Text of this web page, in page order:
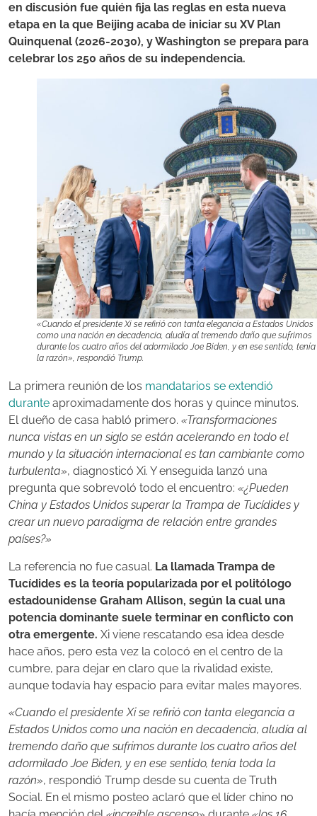
en discusión fue quién fija las reglas en esta nueva
etapa en la que Beijing acaba de iniciar su XV Plan
Quinquenal (2026-2030), y Washington se prepara para
celebrar los 250 años de su independencia.
«Cuando el presidente Xi se refirió con tanta elegancia a Estados Unidos
como una nación en decadencia, aludía al tremendo daño que sufrimos
durante los cuatro años del adormilado Joe Biden, y en ese sentido,
la razón», respondió Trump.
La primera reunión de los mandatarios se extendió
durante aproximadamente dos horas y quince minutos.
El dueño de casa habló primero. «Transformaciones
nunca vistas en un siglo se están acelerando en todo el
mundo y la situación internacional es tan cambiante como
turbulenta», diagnosticó Xi. Y enseguida lanzó una
pregunta que sobrevoló todo el encuentro: «¿Pueden
China y Estados Unidos superar la Trampa de Tucídides y
crear un nuevo paradigma de relación entre grandes
países?»
La referencia no fue casual. La llamada Trampa de
Tucídides es la teoría popularizada por el politólogo
estadounidense Graham Allison, según la cual una
potencia dominante suele terminar en conflicto con
otra emergente. Xi viene rescatando esa idea desde
hace años, pero esta vez la colocó en el centro de la
cumbre, para dejar en claro que la rivalidad existe,
aunque todavía hay espacio para evitar males mayores.
«Cuando el presidente Xi se refirió con tanta elegancia a
Estados Unidos como una nación en decadencia, aludía al
tremendo daño que sufrimos durante los cuatro años del
adormilado Joe Biden, y en ese sentido, tenía toda la
razón», respondió Trump desde su cuenta de Truth
Social. En el mismo posteo aclaró que el líder chino no